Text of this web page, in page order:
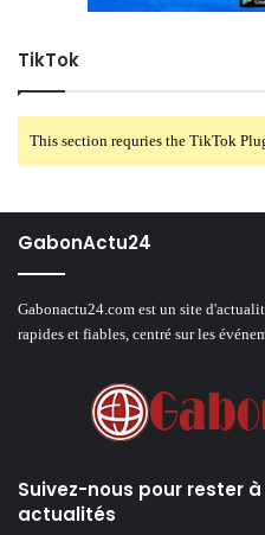
TikTok
This section requries the TikTok
GabonActu24
Gabonactu24.com est un site
rapides et fiables, centré sur les
Suivez-nous pour rester
actualités